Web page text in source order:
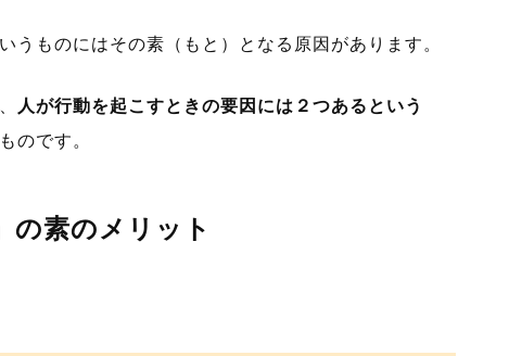
うものにはその素（もと）となる原因があります。
人が行動を起こすときの要因には２つあるという
のです。
の素のメリット